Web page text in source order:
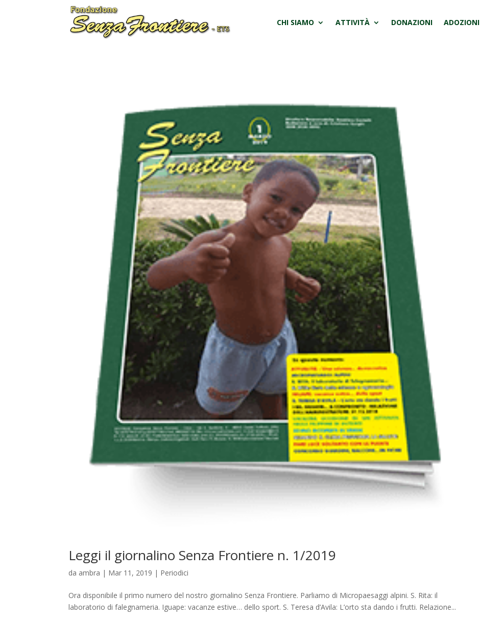
CHI SIAMO ATTIVITÀ DONAZIONI ADOZIONI
Leggi il giornalino Senza Frontiere n. 1/2019
da ambra | Mar 11, 2019 | Periodici
Ora disponibile il primo numero del nostro giornalino Senza Frontiere. Parliamo di Micropaesaggi alpini. S. Rita: il
laboratorio di falegnameria. Iguape: vacanze estive… dello sport. S. Teresa d’Avila: L’orto sta dando i frutti. Relazione...